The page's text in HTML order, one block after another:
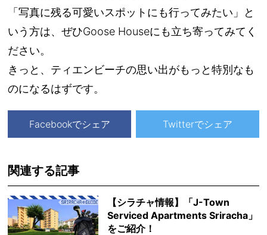
「写真に残る可愛いスポットにも行ってみたい」と
いう方は、ぜひGoose Houseにも立ち寄ってみてく
ださい。
きっと、ティエンビーチの思い出がもっと特別なも
のになるはずです。
Facebookでシェア Twitterでシェア
関連する記事
【シラチャ情報】「J-Town
Serviced Apartments Sriracha」
をご紹介！